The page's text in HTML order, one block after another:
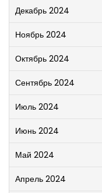
Декабрь 2024
Ноябрь 2024
Октябрь 2024
Сентябрь 2024
Июль 2024
Июнь 2024
Май 2024
Апрель 2024